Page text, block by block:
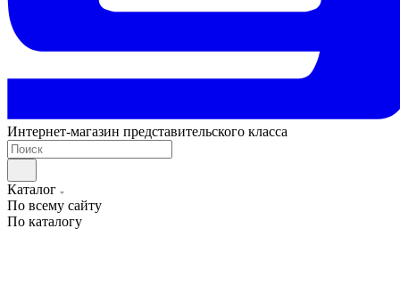
Интернет-магазин представительского класса
Каталог
По всему сайту
По каталогу